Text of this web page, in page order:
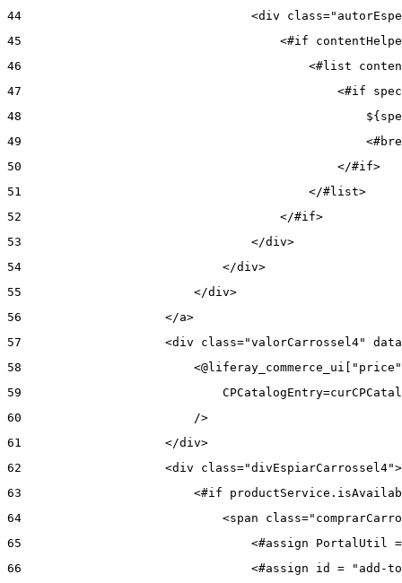
44
<div
45
<#if
46
<#list
47
<#if
48
49
50
                                            </#if>
51
                                        </#list>
52
                                    </#if>
53
                                </div>
54
                            </div>
55
                        </div>
56
                    </a>
57
<div class="valorCarrossel4"
58
59
60
                        />
61
                    </div>
62
<div
63
<#if
64
<span
65
<#assign PortalUtil
66
<#assign id = "add-